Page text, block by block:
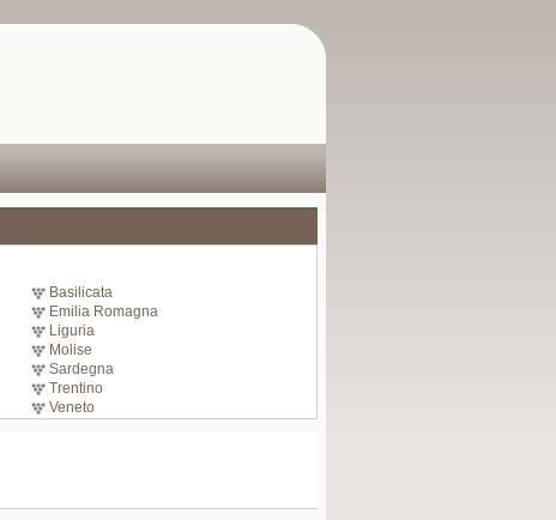
Basilicata
Emilia Romagna
Liguria
Molise
Sardegna
Trentino
Veneto